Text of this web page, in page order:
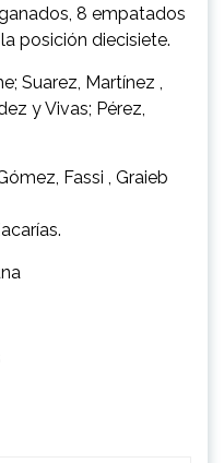
8 empatados
posición diecisiete.
Suarez, Martínez ,
y Vivas; Pérez,
Fassi , Graieb